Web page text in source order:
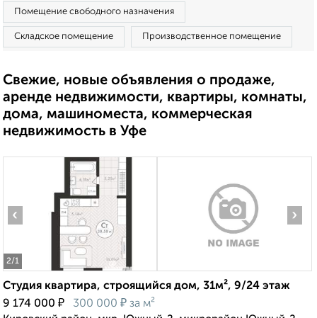
Помещение свободного назначения
Складское помещение Производственное помещение
Свежие, новые объявления о продаже,
аренде недвижимости, квартиры, комнаты,
дома, машиноместа, коммерческая
недвижимость в Уфе
2/1
‹ ›
Студия квартира, строящийся дом, 31м², 9/24 этаж
9 174 000 ₽ 300 000 ₽ за м²